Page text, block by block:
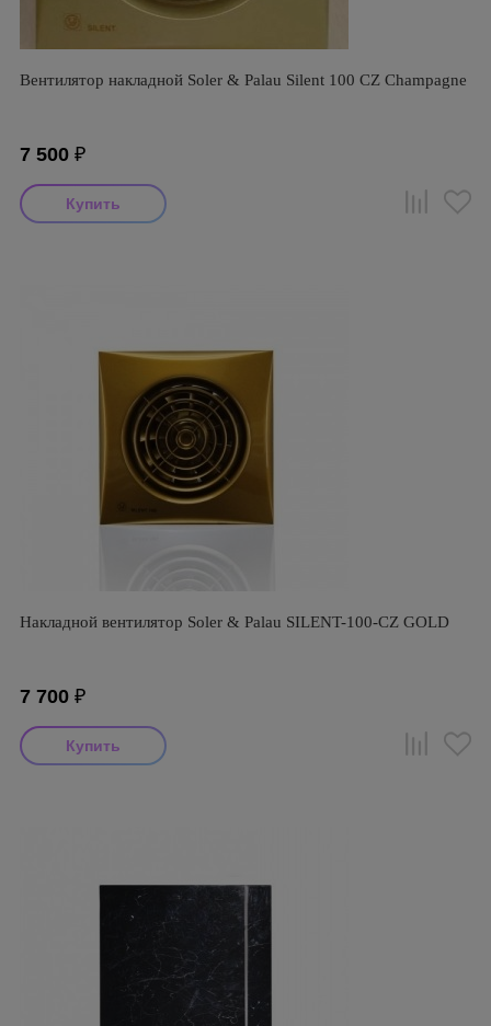
Вентилятор накладной Soler & Palau Silent 100 CZ Champagne
7 500 ₽
Накладной вентилятор Soler & Palau SILENT-100-CZ GOLD
7 700 ₽